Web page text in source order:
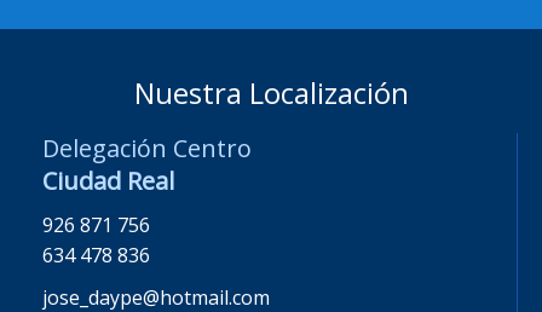
Nuestra Localización
Delegación Centro
Ciudad Real
926 871 756
634 478 836
jose_daype@hotmail.com